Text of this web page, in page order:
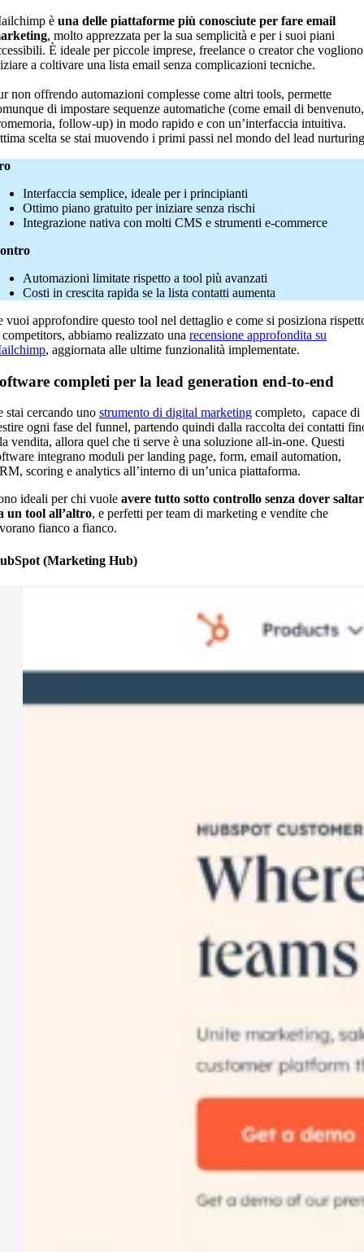
è una delle piattaforme più conosciute per fare email
, molto apprezzata per la sua semplicità e per i suoi piani
È ideale per piccole imprese, freelance o creator che vogliono
a coltivare una lista email senza complicazioni tecniche.
non offrendo automazioni complesse come altri tools, permette
di impostare sequenze automatiche (come email di benvenuto,
follow-up) in modo rapido e con un’interfaccia intuitiva.
scelta se stai muovendo i primi passi nel mondo del lead
Interfaccia semplice, ideale per i principianti
Ottimo piano gratuito per iniziare senza rischi
Integrazione nativa con molti CMS e strumenti e-commerce
Automazioni limitate rispetto a tool più avanzati
Costi in crescita rapida se la lista contatti aumenta
vuoi approfondire questo tool nel dettaglio e come si posiziona
competitors, abbiamo realizzato una recensione approfondita su
, aggiornata alle ultime funzionalità implementate.
completi per la lead generation end-to-end
stai cercando uno strumento di digital marketing completo, capace di
ogni fase del funnel, partendo quindi dalla raccolta dei contatti
vendita, allora quel che ti serve è una soluzione all-in-one. Questi
integrano moduli per landing page, form, email automation,
scoring e analytics all’interno di un’unica piattaforma.
ideali per chi vuole avere tutto sotto controllo senza dover
un tool all’altro, e perfetti per team di marketing e vendite che
fianco a fianco.
(Marketing Hub)